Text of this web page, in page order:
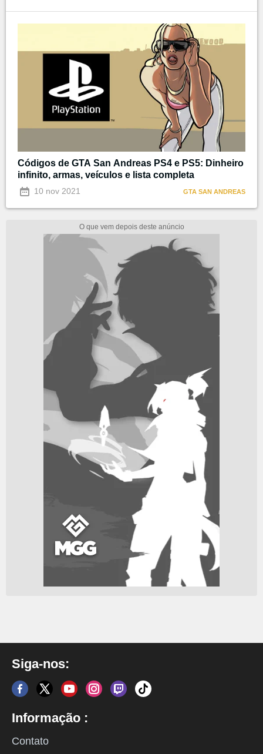
Códigos de GTA San Andreas PS4 e PS5: Dinheiro
infinito, armas, veículos e lista completa
10 nov 2021 GTA SAN ANDREAS
Siga-nos:
Informação :
Contato